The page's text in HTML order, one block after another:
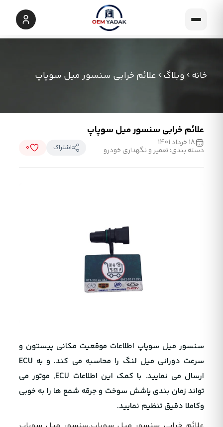
خانه وبلاگ علائم خرابی سنسور میل سوپاپ
علائم خرابی سنسور میل سوپاپ
18 خرداد 1401
دسته بندی: تعمیر و نگهداری خودرو اشتراک 0
سنسور میل سوپاپ اطلاعات موقعیت مکانی پیستون و
سرعت دورانی میل لنگ را محاسبه می کند. و به ECU
ارسال می نمایید. با کمک این اطلاعات ECU, موتور می
تواند زمان بندی پاشش سوخت و جرقه شمع ها را به خوبی
وکاملا دقیق تنظیم نمایید.